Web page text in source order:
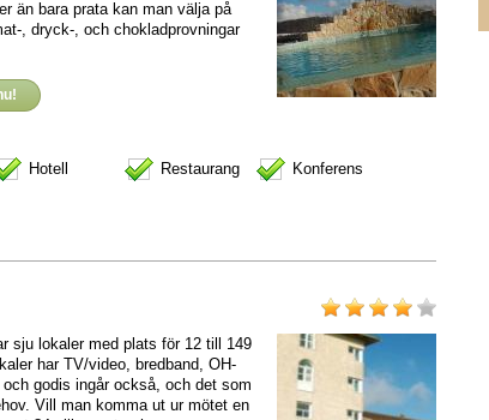
än bara prata kan man välja på
, dryck-, och chokladprovningar
Hotell Restaurang
Konferens
sju lokaler med plats för 12 till 149
har TV/video, bredband, OH-
godis ingår också, och det som
Vill man komma ut ur mötet en